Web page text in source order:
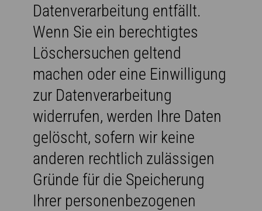
Datenverarbeitung entfällt.
Wenn Sie ein berechtigtes
Löschersuchen geltend
machen oder eine Einwilligung
zur Datenverarbeitung
widerrufen, werden Ihre Daten
gelöscht, sofern wir keine
anderen rechtlich zulässigen
Gründe für die Speicherung
Ihrer personenbezogenen